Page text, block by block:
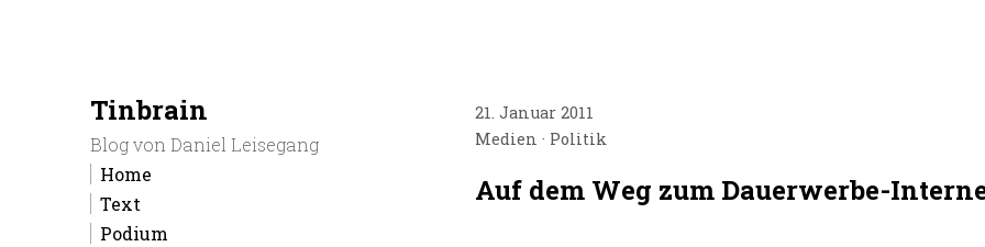
Tinbrain
Blog von Daniel Leisegang
Home
Text
Podium
21. Januar 2011
Medien
Politik
Auf dem Weg zum Dauerwerbe-